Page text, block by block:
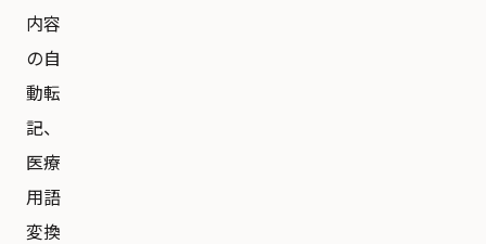
内容
の自
動転
記、
医療
用語
変換